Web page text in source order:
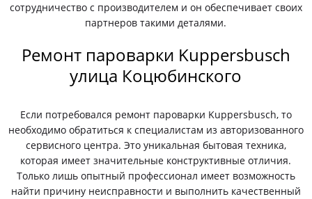
сотрудничество с производителем и он обеспечивает своих
партнеров такими деталями.
Ремонт пароварки Kuppersbusch
улица Коцюбинского
Если потребовался ремонт пароварки Kuppersbusch, то
необходимо обратиться к специалистам из авторизованного
сервисного центра. Это уникальная бытовая техника,
которая имеет значительные конструктивные отличия.
Только лишь опытный профессионал имеет возможность
найти причину неисправности и выполнить качественный